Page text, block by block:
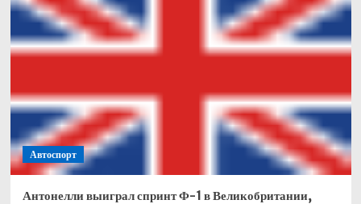
Автоспорт
Антонелли выиграл спринт Ф-1 в Великобритании,